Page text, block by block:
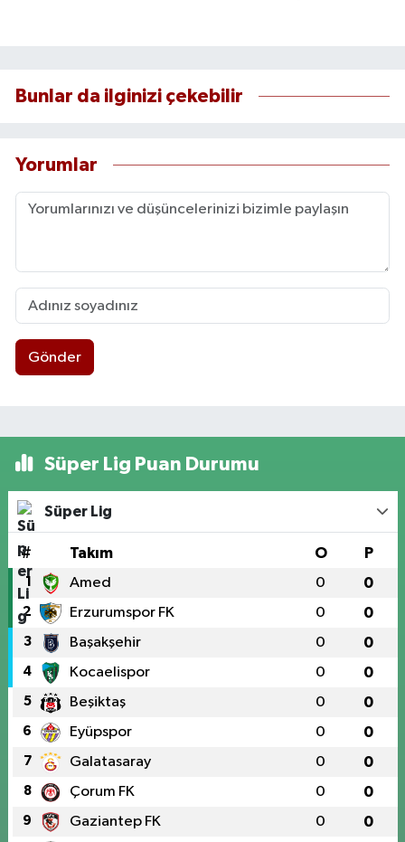
Bunlar da ilginizi çekebilir
Yorumlar
Gönder
Süper Lig Puan Durumu
Süper Lig
# Takım O P
1 Amed 0 0
2 Erzurumspor FK 0 0
3 Başakşehir 0 0
4 Kocaelispor 0 0
5 Beşiktaş 0 0
6 Eyüpspor 0 0
7 Galatasaray 0 0
8 Çorum FK 0 0
9 Gaziantep FK 0 0